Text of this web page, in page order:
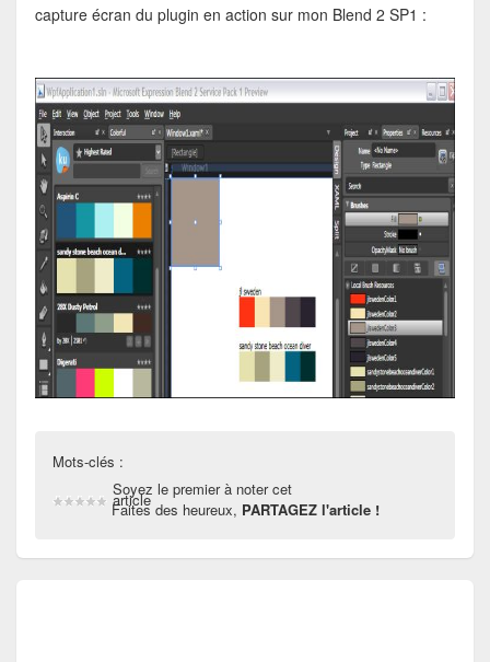
capture écran du plugin en action sur mon Blend 2 SP1 :
Mots-clés :
Soyez le premier à noter cet
article
Faites des heureux, PARTAGEZ l'article !